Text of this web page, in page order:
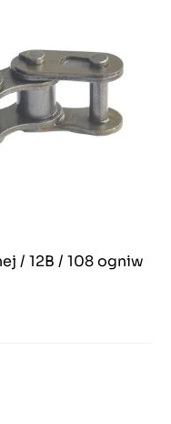
/ 12B / 108 ogniw